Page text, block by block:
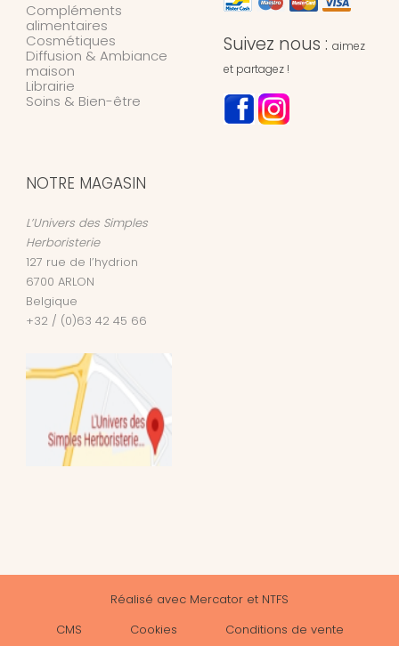
Compléments
alimentaires
Cosmétiques
Diffusion & Ambiance
maison
Librairie
Soins & Bien-être
Suivez nous : aimez
et partagez !
NOTRE MAGASIN
L’Univers des Simples
Herboristerie
127 rue de l’hydrion
6700 ARLON
Belgique
+32 / (0)63 42 45 66
Réalisé avec Mercator et NTFS
CMS
Cookies Conditions de vente